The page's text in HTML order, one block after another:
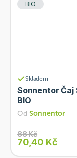
BIO
Skladem
Sonnentor Čaj
BIO
Od Sonnentor
88 Kč
70,40 Kč